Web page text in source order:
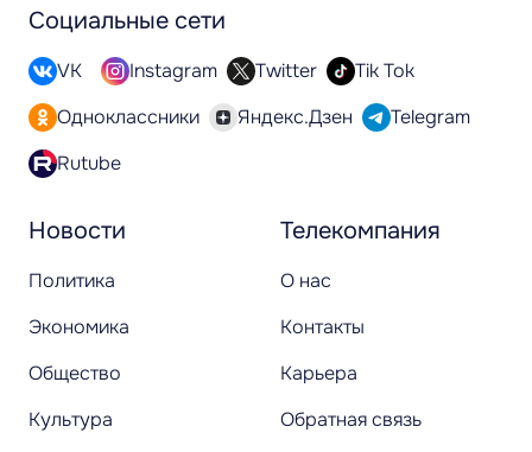
Новости
Политика
Экономика
Общество
Культура
Телекомпания
О нас
Контакты
Карьера
Обратная связь
Социальные сети
VK Instagram Twitter
Tik Tok
Одноклассники
Яндекс.Дзен
Telegram
Rutube